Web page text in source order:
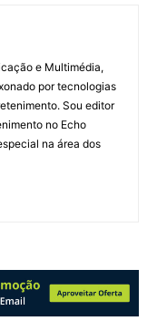
e Multimédia,
por tecnologias
Sou editor
no Echo
na área dos